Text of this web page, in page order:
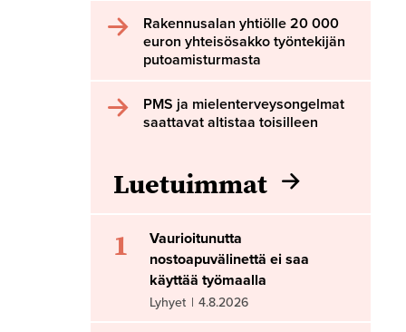
Rakennusalan yhtiölle 20 000
euron yhteisösakko työntekijän
putoamisturmasta
PMS ja mielenterveysongelmat
saattavat altistaa toisilleen
Luetuimmat
1
Vaurioitunutta
nostoapuvälinettä ei saa
käyttää työmaalla
Lyhyet | 4.8.2026